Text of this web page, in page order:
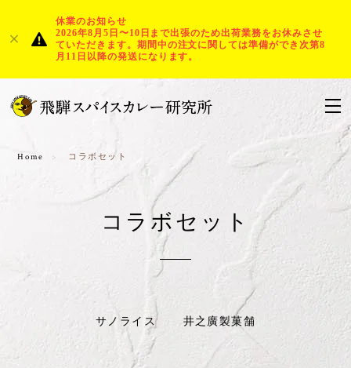
休業のお知らせ
2026年8月5日〜10日まで出張のため出荷業務をお休みさせ
ていただきます。期間中の注文に関しては準備ができ次第8
月11日以降の発送になります。
Home コラボセット
コラボセット
サノライス 井之廣製菓舗